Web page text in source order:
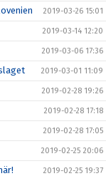
2019-03-26 15:01
2019-03-14 12:20
2019-03-06 17:36
2019-03-01 11:09
2019-02-28 19:26
2019-02-28 17:18
2019-02-28 17:05
2019-02-25 20:06
2019-02-25 19:37